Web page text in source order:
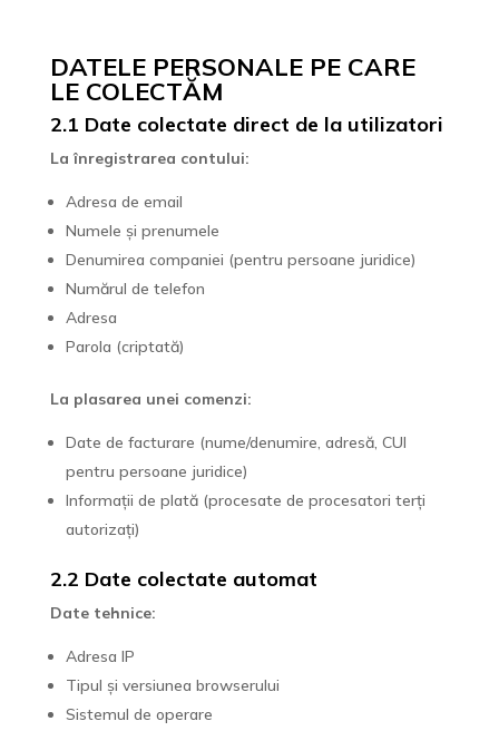
DATELE PERSONALE PE CARE
LE COLECTĂM
2.1 Date colectate direct de la utilizatori
La înregistrarea contului:
Adresa de email
Numele și prenumele
Denumirea companiei (pentru persoane juridice)
Numărul de telefon
Adresa
Parola (criptată)
La plasarea unei comenzi:
Date de facturare (nume/denumire, adresă, CUI
pentru persoane juridice)
Informații de plată (procesate de procesatori terți
autorizați)
2.2 Date colectate automat
Date tehnice:
Adresa IP
Tipul și versiunea browserului
Sistemul de operare